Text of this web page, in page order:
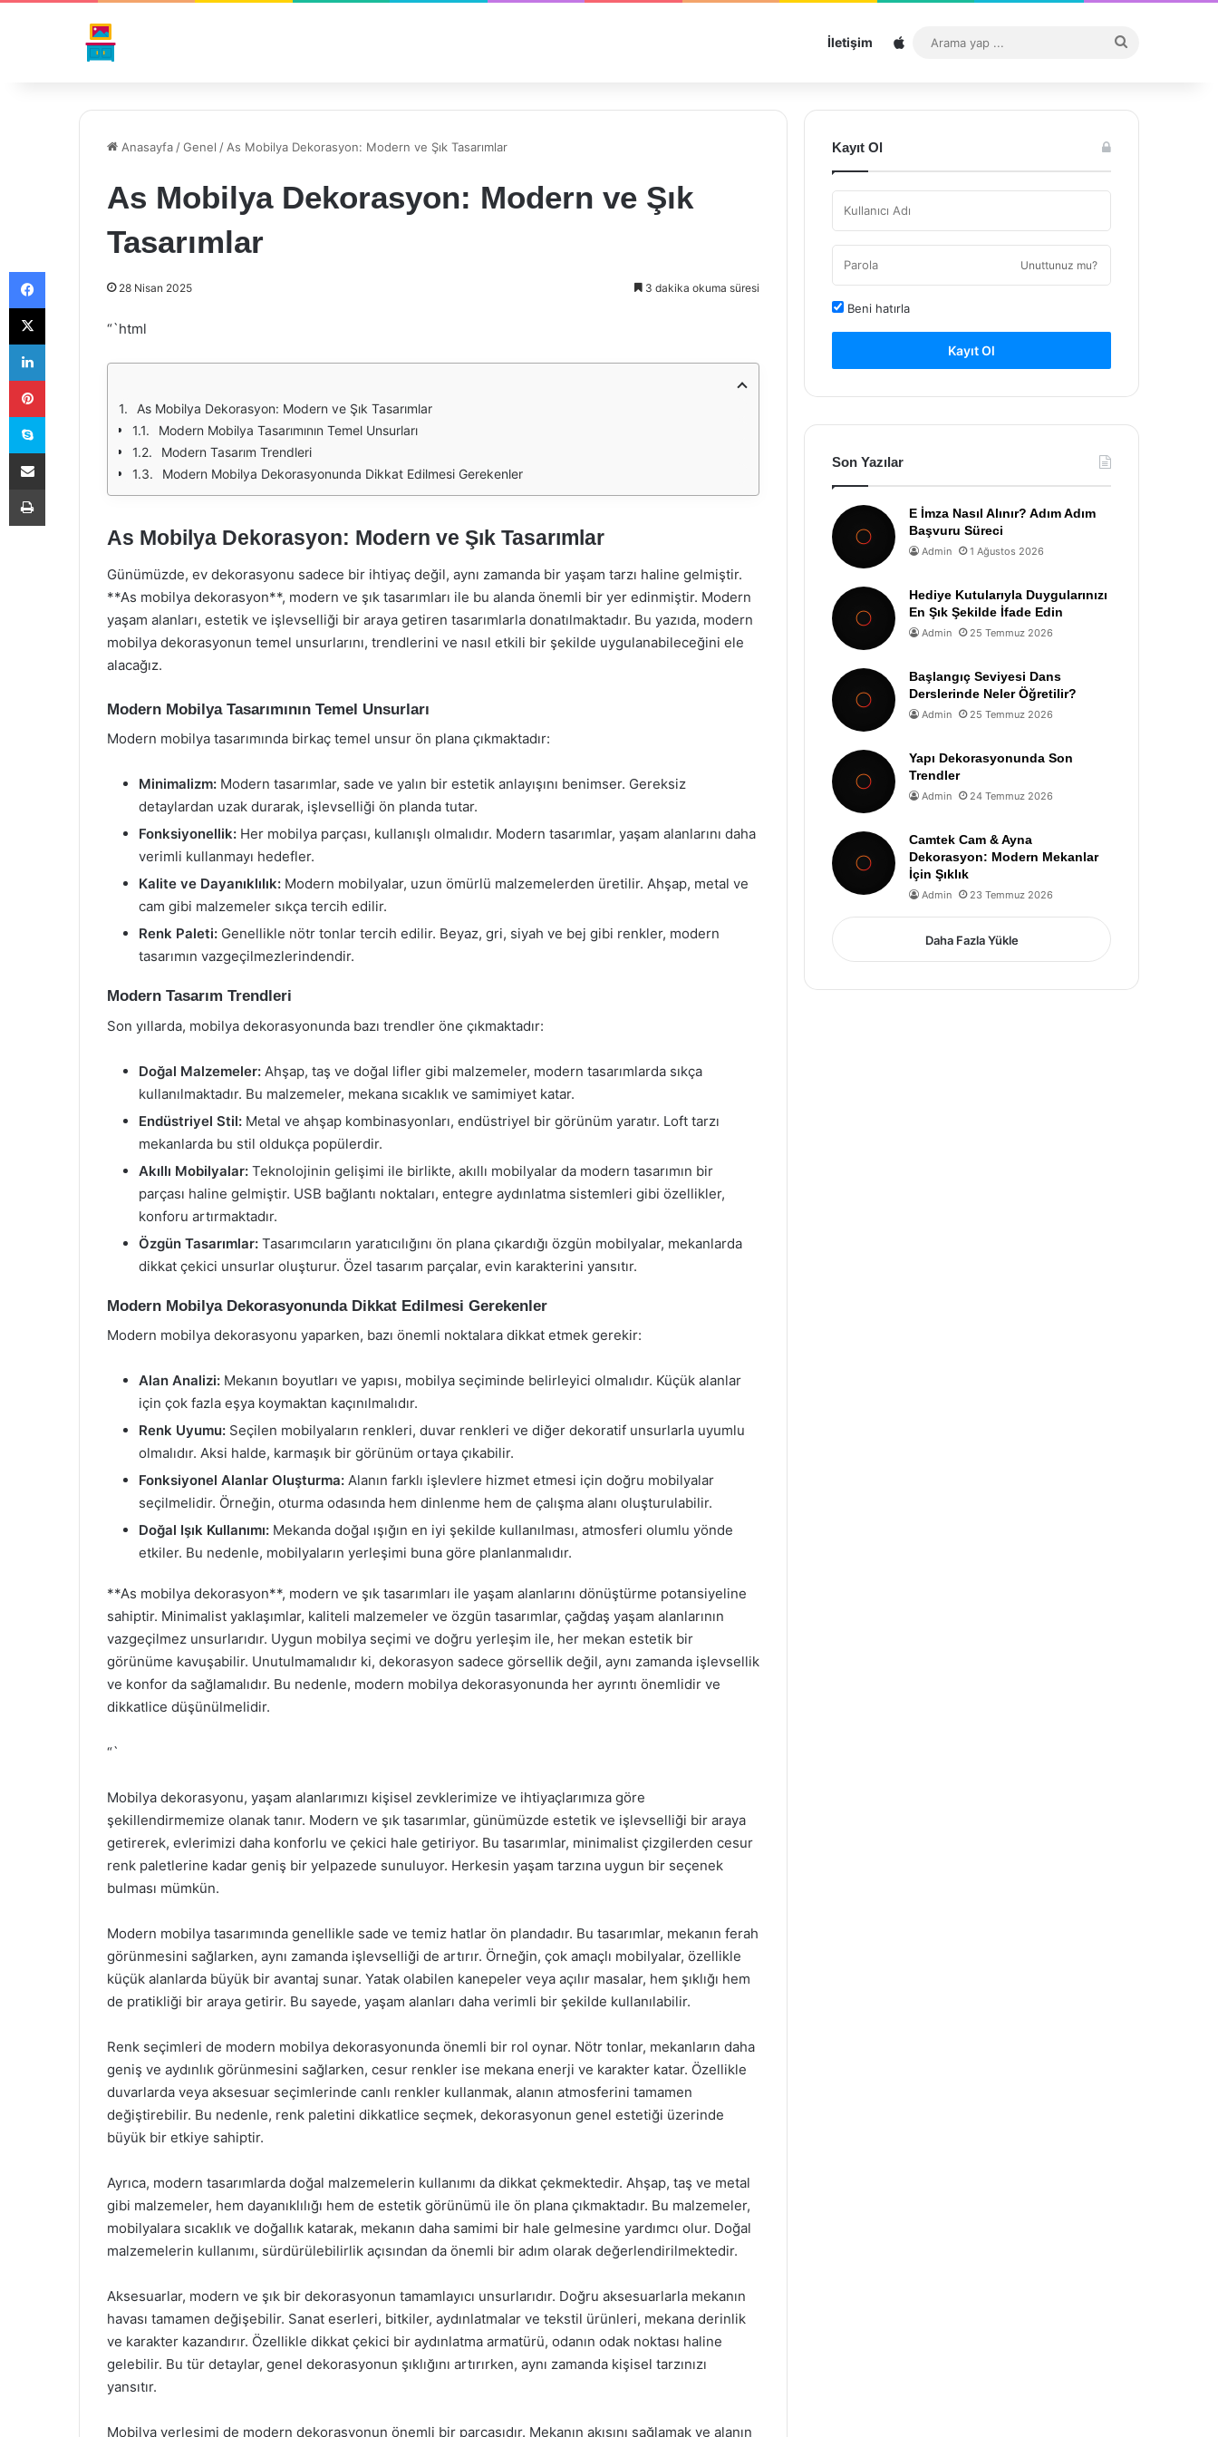
İletişim Sitemap
...
Anasayfa /Genel / As Mobilya Dekorasyon: Modern ve Şık Tasarımlar
As Mobilya Dekorasyon: Modern ve Şık
Tasarımlar
28 Nisan 2025 3 dakika okuma süresi
“`html
As Mobilya Dekorasyon: Modern ve Şık Tasarımlar
Modern Mobilya Tasarımının Temel Unsurları
Modern Tasarım Trendleri
Modern Mobilya Dekorasyonunda Dikkat Edilmesi Gerekenler
As Mobilya Dekorasyon: Modern ve Şık Tasarımlar
Günümüzde, ev dekorasyonu sadece bir ihtiyaç değil, aynı zamanda bir yaşam tarzı haline gelmiştir.
**As mobilya dekorasyon**, modern ve şık tasarımları ile bu alanda önemli bir yer edinmiştir. Modern
yaşam alanları, estetik ve işlevselliği bir araya getiren tasarımlarla donatılmaktadır. Bu yazıda, modern
mobilya dekorasyonun temel unsurlarını, trendlerini ve nasıl etkili bir şekilde uygulanabileceğini ele
alacağız.
Modern Mobilya Tasarımının Temel Unsurları
Modern mobilya tasarımında birkaç temel unsur ön plana çıkmaktadır:
Minimalizm: Modern tasarımlar, sade ve yalın bir estetik anlayışını benimser. Gereksiz
detaylardan uzak durarak, işlevselliği ön planda tutar.
Fonksiyonellik: Her mobilya parçası, kullanışlı olmalıdır. Modern tasarımlar, yaşam alanlarını daha
verimli kullanmayı hedefler.
Kalite ve Dayanıklılık: Modern mobilyalar, uzun ömürlü malzemelerden üretilir. Ahşap, metal ve
cam gibi malzemeler sıkça tercih edilir.
Renk Paleti: Genellikle nötr tonlar tercih edilir. Beyaz, gri, siyah ve bej gibi renkler, modern
tasarımın vazgeçilmezlerindendir.
Modern Tasarım Trendleri
Son yıllarda, mobilya dekorasyonunda bazı trendler öne çıkmaktadır:
Doğal Malzemeler: Ahşap, taş ve doğal lifler gibi malzemeler, modern tasarımlarda sıkça
kullanılmaktadır. Bu malzemeler, mekana sıcaklık ve samimiyet katar.
Endüstriyel Stil: Metal ve ahşap kombinasyonları, endüstriyel bir görünüm yaratır. Loft tarzı
mekanlarda bu stil oldukça popülerdir.
Akıllı Mobilyalar: Teknolojinin gelişimi ile birlikte, akıllı mobilyalar da modern tasarımın bir
parçası haline gelmiştir. USB bağlantı noktaları, entegre aydınlatma sistemleri gibi özellikler,
konforu artırmaktadır.
Özgün Tasarımlar: Tasarımcıların yaratıcılığını ön plana çıkardığı özgün mobilyalar, mekanlarda
dikkat çekici unsurlar oluşturur. Özel tasarım parçalar, evin karakterini yansıtır.
Modern Mobilya Dekorasyonunda Dikkat Edilmesi Gerekenler
Modern mobilya dekorasyonu yaparken, bazı önemli noktalara dikkat etmek gerekir:
Alan Analizi: Mekanın boyutları ve yapısı, mobilya seçiminde belirleyici olmalıdır. Küçük alanlar
için çok fazla eşya koymaktan kaçınılmalıdır.
Renk Uyumu: Seçilen mobilyaların renkleri, duvar renkleri ve diğer dekoratif unsurlarla uyumlu
olmalıdır. Aksi halde, karmaşık bir görünüm ortaya çıkabilir.
Fonksiyonel Alanlar Oluşturma: Alanın farklı işlevlere hizmet etmesi için doğru mobilyalar
seçilmelidir. Örneğin, oturma odasında hem dinlenme hem de çalışma alanı oluşturulabilir.
Doğal Işık Kullanımı: Mekanda doğal ışığın en iyi şekilde kullanılması, atmosferi olumlu yönde
etkiler. Bu nedenle, mobilyaların yerleşimi buna göre planlanmalıdır.
**As mobilya dekorasyon**, modern ve şık tasarımları ile yaşam alanlarını dönüştürme potansiyeline
sahiptir. Minimalist yaklaşımlar, kaliteli malzemeler ve özgün tasarımlar, çağdaş yaşam alanlarının
vazgeçilmez unsurlarıdır. Uygun mobilya seçimi ve doğru yerleşim ile, her mekan estetik bir
görünüme kavuşabilir. Unutulmamalıdır ki, dekorasyon sadece görsellik değil, aynı zamanda işlevsellik
ve konfor da sağlamalıdır. Bu nedenle, modern mobilya dekorasyonunda her ayrıntı önemlidir ve
dikkatlice düşünülmelidir.
“`
Mobilya dekorasyonu, yaşam alanlarımızı kişisel zevklerimize ve ihtiyaçlarımıza göre
şekillendirmemize olanak tanır. Modern ve şık tasarımlar, günümüzde estetik ve işlevselliği bir araya
getirerek, evlerimizi daha konforlu ve çekici hale getiriyor. Bu tasarımlar, minimalist çizgilerden cesur
renk paletlerine kadar geniş bir yelpazede sunuluyor. Herkesin yaşam tarzına uygun bir seçenek
bulması mümkün.
Modern mobilya tasarımında genellikle sade ve temiz hatlar ön plandadır. Bu tasarımlar, mekanın ferah
görünmesini sağlarken, aynı zamanda işlevselliği de artırır. Örneğin, çok amaçlı mobilyalar, özellikle
küçük alanlarda büyük bir avantaj sunar. Yatak olabilen kanepeler veya açılır masalar, hem şıklığı hem
de pratikliği bir araya getirir. Bu sayede, yaşam alanları daha verimli bir şekilde kullanılabilir.
Renk seçimleri de modern mobilya dekorasyonunda önemli bir rol oynar. Nötr tonlar, mekanların daha
geniş ve aydınlık görünmesini sağlarken, cesur renkler ise mekana enerji ve karakter katar. Özellikle
duvarlarda veya aksesuar seçimlerinde canlı renkler kullanmak, alanın atmosferini tamamen
değiştirebilir. Bu nedenle, renk paletini dikkatlice seçmek, dekorasyonun genel estetiği üzerinde
büyük bir etkiye sahiptir.
Ayrıca, modern tasarımlarda doğal malzemelerin kullanımı da dikkat çekmektedir. Ahşap, taş ve metal
gibi malzemeler, hem dayanıklılığı hem de estetik görünümü ile ön plana çıkmaktadır. Bu malzemeler,
mobilyalara sıcaklık ve doğallık katarak, mekanın daha samimi bir hale gelmesine yardımcı olur. Doğal
malzemelerin kullanımı, sürdürülebilirlik açısından da önemli bir adım olarak değerlendirilmektedir.
Aksesuarlar, modern ve şık bir dekorasyonun tamamlayıcı unsurlarıdır. Doğru aksesuarlarla mekanın
havası tamamen değişebilir. Sanat eserleri, bitkiler, aydınlatmalar ve tekstil ürünleri, mekana derinlik
ve karakter kazandırır. Özellikle dikkat çekici bir aydınlatma armatürü, odanın odak noktası haline
gelebilir. Bu tür detaylar, genel dekorasyonun şıklığını artırırken, aynı zamanda kişisel tarzınızı
yansıtır.
Mobilya yerleşimi de modern dekorasyonun önemli bir parçasıdır. Mekanın akışını sağlamak ve alanın
Kayıt Ol
Unuttunuz mu?
Beni hatırla
Kayıt Ol
Son Yazılar
E İmza Nasıl Alınır? Adım Adım
Başvuru Süreci
Admin 1 Ağustos 2026
Hediye Kutularıyla Duygularınızı
En Şık Şekilde İfade Edin
Admin 25 Temmuz 2026
Başlangıç Seviyesi Dans
Derslerinde Neler Öğretilir?
Admin 25 Temmuz 2026
Yapı Dekorasyonunda Son
Trendler
Admin 24 Temmuz 2026
Camtek Cam & Ayna
Dekorasyon: Modern Mekanlar
İçin Şıklık
Admin 23 Temmuz 2026
Daha Fazla Yükle
Facebook
X
LinkedIn
Pinterest
Skype
E-Posta ile paylaş